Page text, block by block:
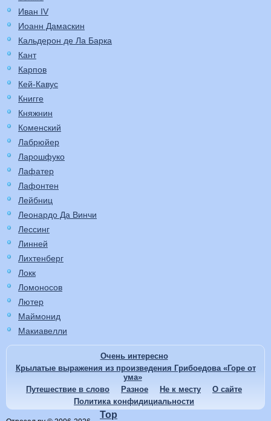
Иван IV
Иоанн Дамаскин
Кальдерон де Ла Барка
Кант
Карпов
Кей-Кавус
Книгге
Княжнин
Коменский
Лабрюйер
Ларошфуко
Лафатер
Лафонтен
Лейбниц
Леонардо Да Винчи
Лессинг
Линней
Лихтенберг
Локк
Ломоносов
Лютер
Маймонид
Макиавелли
Очень интересно
Крылатые выражения из произведения Грибоедова «Горе от
ума»
Путешествие в слово
Разное Не к месту
О сайте
Политика конфидициальности
Top